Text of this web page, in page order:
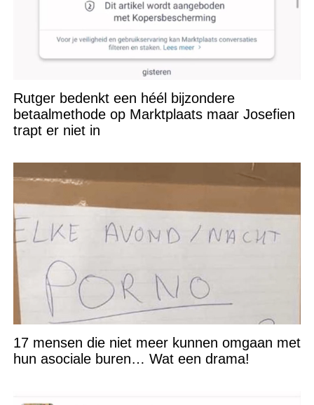
Rutger bedenkt een héél bijzondere
betaalmethode op Marktplaats maar Josefien
trapt er niet in
17 mensen die niet meer kunnen omgaan met
hun asociale buren… Wat een drama!